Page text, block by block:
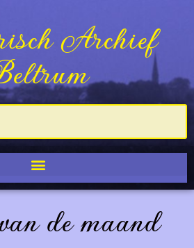
Archief
de maand